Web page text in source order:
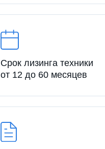
Срок лизинга техники
от 12 до 60 месяцев